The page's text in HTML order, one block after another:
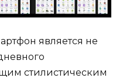
является не
стилистическим